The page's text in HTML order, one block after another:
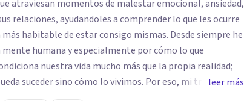
atraviesan momentos de malestar emocional, ansiedad,
relaciones, ayudandoles a comprender lo que les ocurre
de estar consigo mismas. Desde siempre he
humana y especialmente por cómo lo que
nuestra vida mucho más que la propia realidad;
suceder sino cómo lo vivimos. Por eso, mi trabajo
subjetiva de cada persona. Entiendo la terapia
leer más